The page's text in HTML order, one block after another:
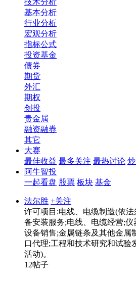
技术分析
基本分析
行业分析
宏观分析
指标公式
投资基金
债券
期货
外汇
期权
创投
贵金属
融资融券
其它
大赛
最佳收益 最多关注 最热讨论
阿牛智投
一起看盘 股票 板块 基金
法尔胜 +关注
许可项目:电线、电缆制造(依
备安装服务;电线、电缆经营;
设备销售;金属链条及其他金属
口代理;工程和技术研究和试验
活动)。
12帖子